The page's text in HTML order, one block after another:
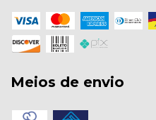
Meios de envio